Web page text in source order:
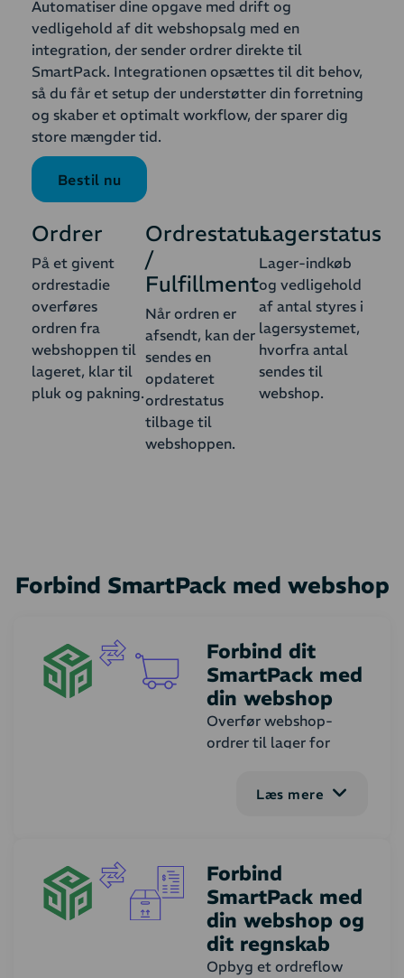
Automatiser dine opgave med drift og
vedligehold af dit webshopsalg med en
integration, der sender ordrer direkte til
SmartPack. Integrationen opsættes til dit behov,
så du får et setup der understøtter din forretning
og skaber et optimalt workflow, der sparer dig
store mængder tid.
Bestil nu
Ordrer
På et givent
ordrestadie
overføres
ordren fra
webshoppen til
lageret, klar til
pluk og pakning.
Ordrestatus
/
Fulfillment
Når ordren er
afsendt, kan der
sendes en
opdateret
ordrestatus
tilbage til
webshoppen.
Lagerstatus
Lager-indkøb
og vedligehold
af antal styres i
lagersystemet,
hvorfra antal
sendes til
webshop.
Forbind SmartPack med webshop​
Forbind dit
SmartPack med
din webshop
Overfør webshop-
ordrer til lager for
forsendelse og
opdatering af
ordrestatus til
webshop. Lagersystem
er styrende for
lagerantallet i
Læs mere
Forbind
SmartPack med
din webshop og
dit regnskab
Opbyg et ordreflow